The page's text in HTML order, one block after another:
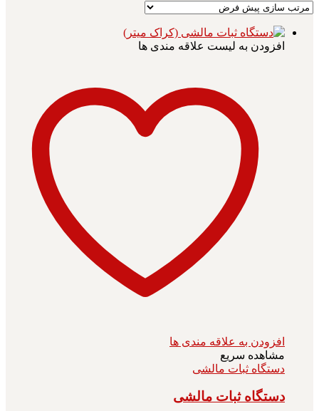
افزودن به لیست علاقه مندی ها
افزودن به علاقه مندی ها
مشاهده سریع
دستگاه ثبات مالشی
دستگاه ثبات مالشی